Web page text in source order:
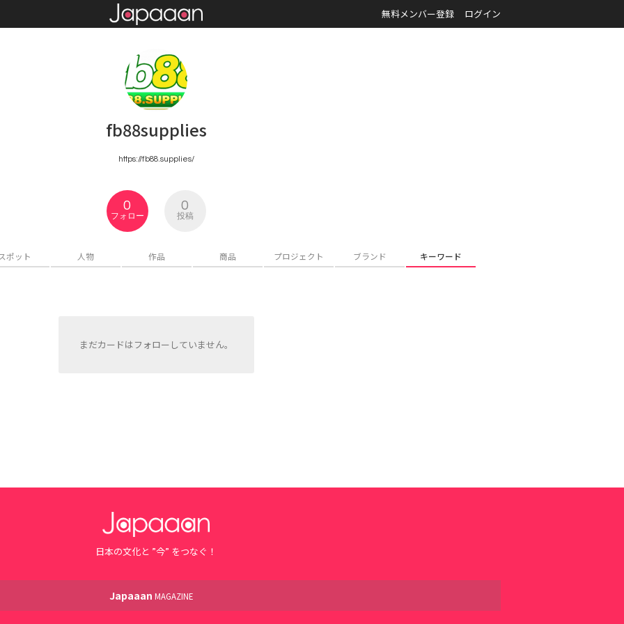
無料メンバー登録 ログイン
fb88supplies
https://fb88.supplies/
0
フォロー
0
投稿
スポット 人物 作品 商品 プロジェクト ブランド キーワード
まだカードはフォローしていません。
日本の文化と ”今” をつなぐ！
Japaaan MAGAZINE